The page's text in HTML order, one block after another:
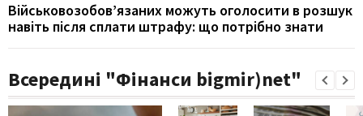
Військовозобов’язаних можуть оголосити в розшук
навіть після сплати штрафу: що потрібно знати
Всередині "Фінанси bigmir)net"